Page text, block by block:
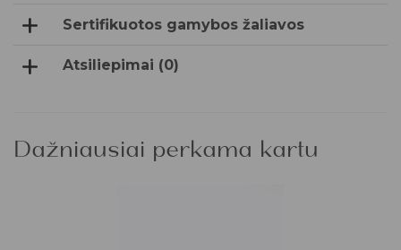
Sertifikuotos gamybos žaliavos
Atsiliepimai (0)
Dažniausiai perkama kartu